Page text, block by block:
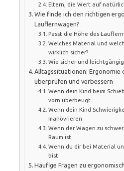
Eltern, die Wert auf
Wie finde ich den richtigen
Lauflernwagen?
Passt die Höhe des
Welches Material und
wirklich sicher?
Wie sicher und
Alltagssituationen: Ergonomie
überprüfen und verbessern
Wenn dein Kind beim
vorn überbeugt
Wenn dein Kind
manövrieren
Wenn der Wagen zu
Raum ist
Wenn du dir bei Material
bist
Häufige Fragen zu